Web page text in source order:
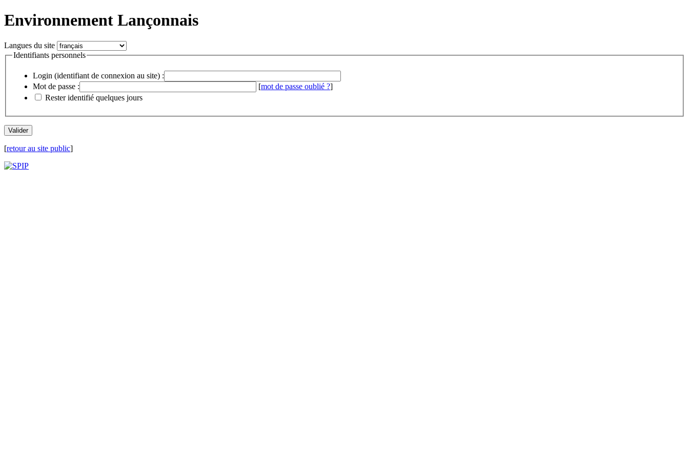
Environnement Lançonnais
Langues du site
Identifiants personnels
Login (identifiant de connexion au site) :
Mot de passe :
[mot de passe oublié ?]
Rester identifié quelques jours
[retour au site public]